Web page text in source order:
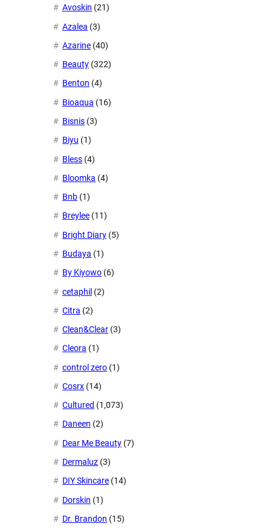
Avoskin (21)
Azalea (3)
Azarine (40)
Beauty (322)
Benton (4)
Bioaqua (16)
Bisnis (3)
Biyu (1)
Bless (4)
Bloomka (4)
Bnb (1)
Breylee (11)
Bright Diary (5)
Budaya (1)
By Kiyowo (6)
cetaphil (2)
Citra (2)
Clean&Clear (3)
Cleora (1)
control zero (1)
Cosrx (14)
Cultured (1,073)
Daneen (2)
Dear Me Beauty (7)
Dermaluz (3)
DIY Skincare (14)
Dorskin (1)
Dr. Brandon (15)